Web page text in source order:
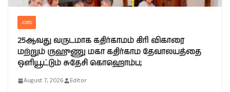
JOBS
25ஆவது வருடமாக கதிர்காமம் கிரி விகாரை
மற்றும் ருஹுணு மகா கதிர்காம தேவாலயத்தை
ஒளியூட்டும் சுதேசி கொஹொம்ப;
August 7, 2026 Editor